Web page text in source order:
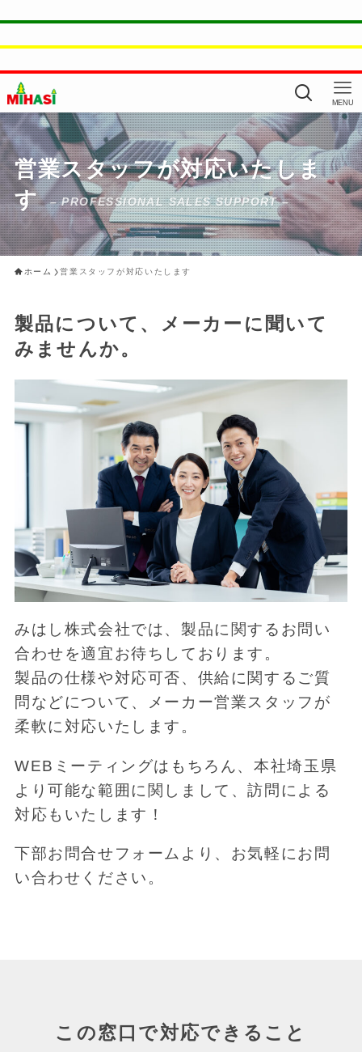
MENU
営業スタッフが対応いたしま
す
– PROFESSIONAL SALES SUPPORT –
ホーム 営業スタッフが対応いたします
製品について、メーカーに聞いて
みませんか。
みはし株式会社では、製品に関するお問い
合わせを適宜お待ちしております。
製品の仕様や対応可否、供給に関するご質
問などについて、メーカー営業スタッフが
柔軟に対応いたします。
WEBミーティングはもちろん、本社埼玉県
より可能な範囲に関しまして、訪問による
対応もいたします！
下部お問合せフォームより、お気軽にお問
い合わせください。
この窓口で対応できること